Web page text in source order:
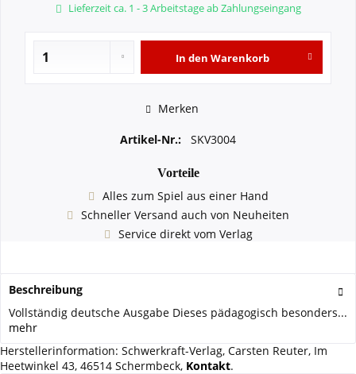
Lieferzeit ca. 1 - 3 Arbeitstage ab Zahlungseingang
In den Warenkorb
Merken
Artikel-Nr.: SKV3004
Vorteile
Alles zum Spiel aus einer Hand
Schneller Versand auch von Neuheiten
Service direkt vom Verlag
Beschreibung
Vollständig deutsche Ausgabe Dieses pädagogisch besonders...
mehr
Herstellerinformation: Schwerkraft-Verlag, Carsten Reuter, Im
Heetwinkel 43, 46514 Schermbeck, Kontakt.